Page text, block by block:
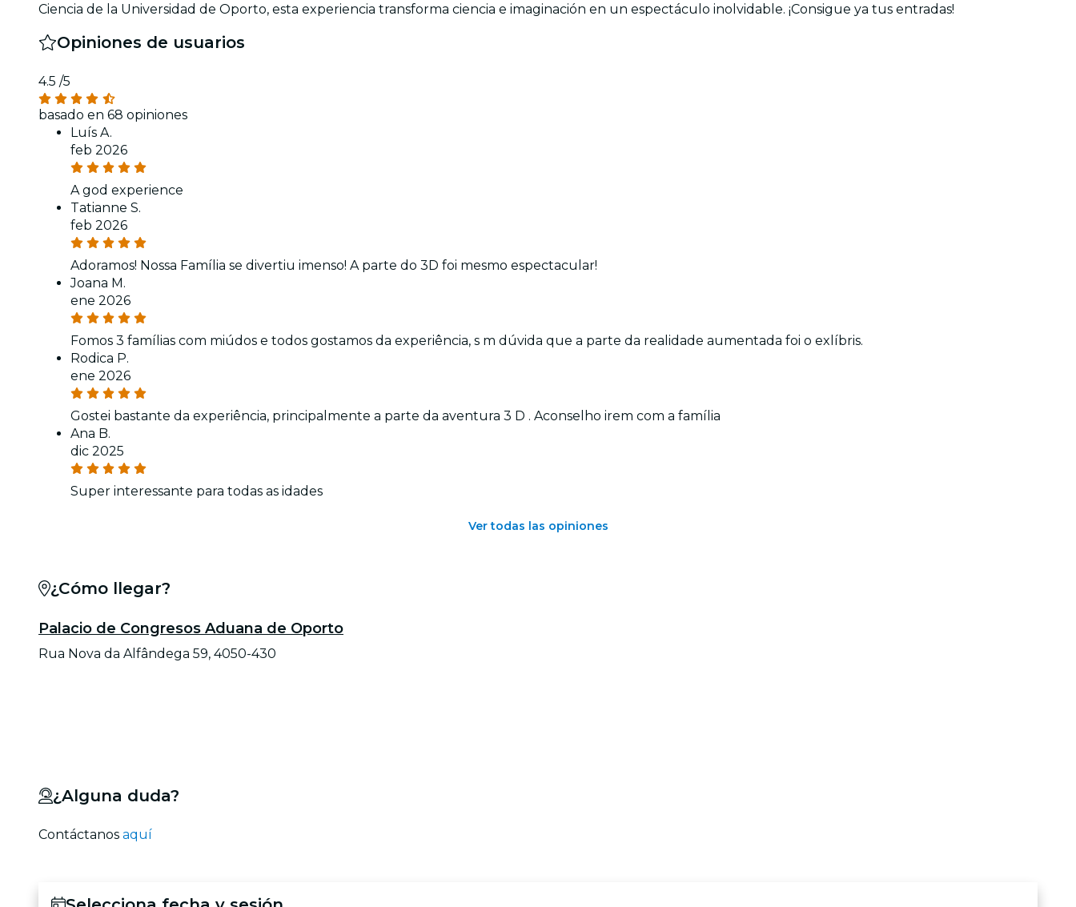
Ciencia de la Universidad de Oporto, esta experiencia transforma ciencia e imaginación en un espectáculo inolvidable. ¡Consigue ya tus entradas!
Opiniones de usuarios
4.5 /5
basado en 68 opiniones
Luís A.
feb 2026
A god experience
Tatianne S.
feb 2026
Adoramos! Nossa Família se divertiu imenso! A parte do 3D foi mesmo espectacular!
Joana M.
ene 2026
Fomos 3 famílias com miúdos e todos gostamos da experiência, s m dúvida que a parte da realidade aumentada foi o exlíbris.
Rodica P.
ene 2026
Gostei bastante da experiência, principalmente a parte da aventura 3 D . Aconselho irem com a família
Ana B.
dic 2025
Super interessante para todas as idades
Ver todas las opiniones
¿Cómo llegar?
Palacio de Congresos Aduana de Oporto
Rua Nova da Alfândega 59, 4050-430
¿Alguna duda?
Contáctanos aquí